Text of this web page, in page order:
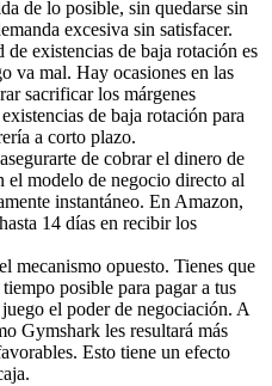
de lo posible, sin quedarse sin
excesiva sin satisfacer.
existencias de baja rotación es
va mal. Hay ocasiones en las
sacrificar los márgenes
de baja rotación para
a corto plazo.
de cobrar el dinero de
el modelo de negocio directo al
instantáneo. En Amazon,
14 días en recibir los
mecanismo opuesto. Tienes que
posible para pagar a tus
el poder de negociación. A
Gymshark les resultará más
Esto tiene un efecto